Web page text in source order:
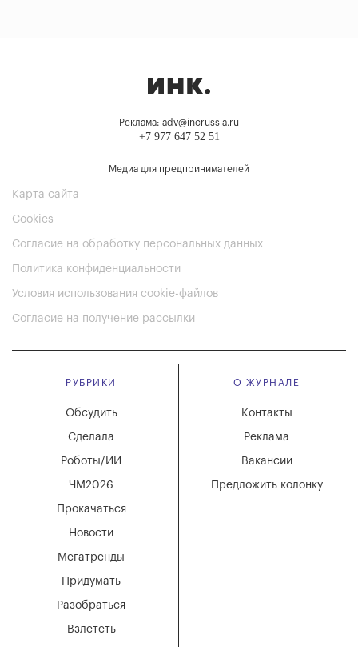
Реклама: adv@incrussia.ru
+7 977 647 52 51
Медиа для предпринимателей
Карта сайта
Cookies
Согласие на обработку персональных данных
Политика конфиденциальности
Условия использования cookie-файлов
Согласие на получение рассылки
РУБРИКИ
Мегатренды
Придумать
Разобраться
Взлететь
Новости
Обсудить
Сделала
Роботы/ИИ
ЧМ2026
Прокачаться
О ЖУРНАЛЕ
Вакансии
Реклама
Контакты
Предложить колонку